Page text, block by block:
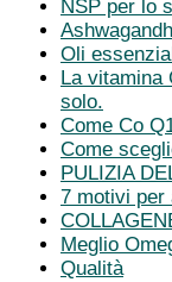
NSP per lo
Oli
La vitamina
solo.
Come Co
Come
PULIZIA
7 motivi per
Meglio
Qualità